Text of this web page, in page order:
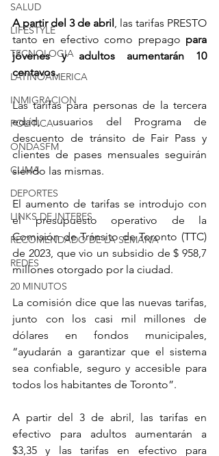
SALUD
LIFESTYLE
TECNOLOGIA
LATINOAMERICA
INMIGRACION
POLÍTICA
ONDASFM
CLIMA
DEPORTES
LINKS DE INTERES
RECOMENDADO DE LA SEMANA
REDES
20 MINUTOS
A partir del 3 de abril, las tarifas PRESTO
tanto en efectivo como prepago para
jóvenes y adultos aumentarán 10
centavos.
Las tarifas para personas de la tercera
edad, usuarios del Programa de
descuento de tránsito de Fair Pass y
clientes de pases mensuales seguirán
siendo las mismas.
El aumento de tarifas se introdujo con
el presupuesto operativo de la
Comisión de Tránsito de Toronto (TTC)
de 2023, que vio un subsidio de $ 958,7
millones otorgado por la ciudad.
La comisión dice que las nuevas tarifas,
junto con los casi mil millones de
dólares en fondos municipales,
“ayudarán a garantizar que el sistema
sea confiable, seguro y accesible para
todos los habitantes de Toronto”.
A partir del 3 de abril, las tarifas en
efectivo para adultos aumentarán a
$3,35 y las tarifas en efectivo para